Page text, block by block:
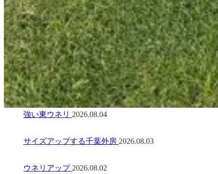
強い東ウネリ 2026.08.04
サイズアップする千葉外房 2026.08.03
ウネリアップ 2026.08.02